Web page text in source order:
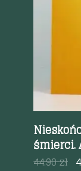
śmierci.
44.90zł